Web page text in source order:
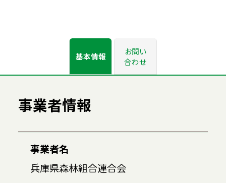
基本情報
お問い
合わせ
事業者情報
事業者名
兵庫県森林組合連合会